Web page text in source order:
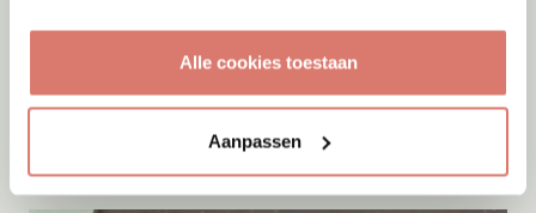
Alle cookies toestaan
Aanpassen
Adoptie
Woluwe-Saint-Pierre